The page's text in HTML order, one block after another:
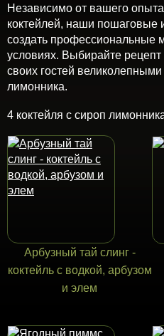
Независимо от вашего
коктейлей, наши пошаговые
создать профессиональные
условиях. Выбирайте
своих гостей
лимонника.
4 коктейля с сироп
Арбузный тай слинг -
коктейль с водкой, арбузом
и элем